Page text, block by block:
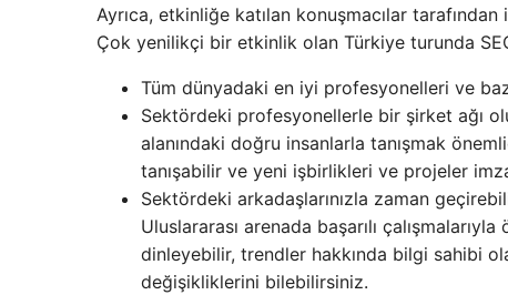
Ayrıca, etkinliğe katılan konuşmacılar
Çok yenilikçi bir etkinlik olan Türkiye turunda
Tüm dünyadaki en iyi profesyonelleri ve
Sektördeki profesyonellerle bir şirket ağı
alanındaki doğru insanlarla tanışmak
tanışabilir ve yeni işbirlikleri ve projeler
Sektördeki arkadaşlarınızla zaman
Uluslararası arenada başarılı
dinleyebilir, trendler hakkında bilgi sahibi
değişikliklerini bilebilirsiniz.